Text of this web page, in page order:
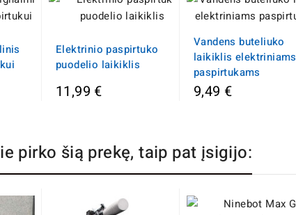
Elektrinio paspirtuko
puodelio laikiklis
11,99 €
Vandens buteliuko
laikiklis elektriniams
paspirtukams
9,49 €
pirko šią prekę, taip pat įsigijo: